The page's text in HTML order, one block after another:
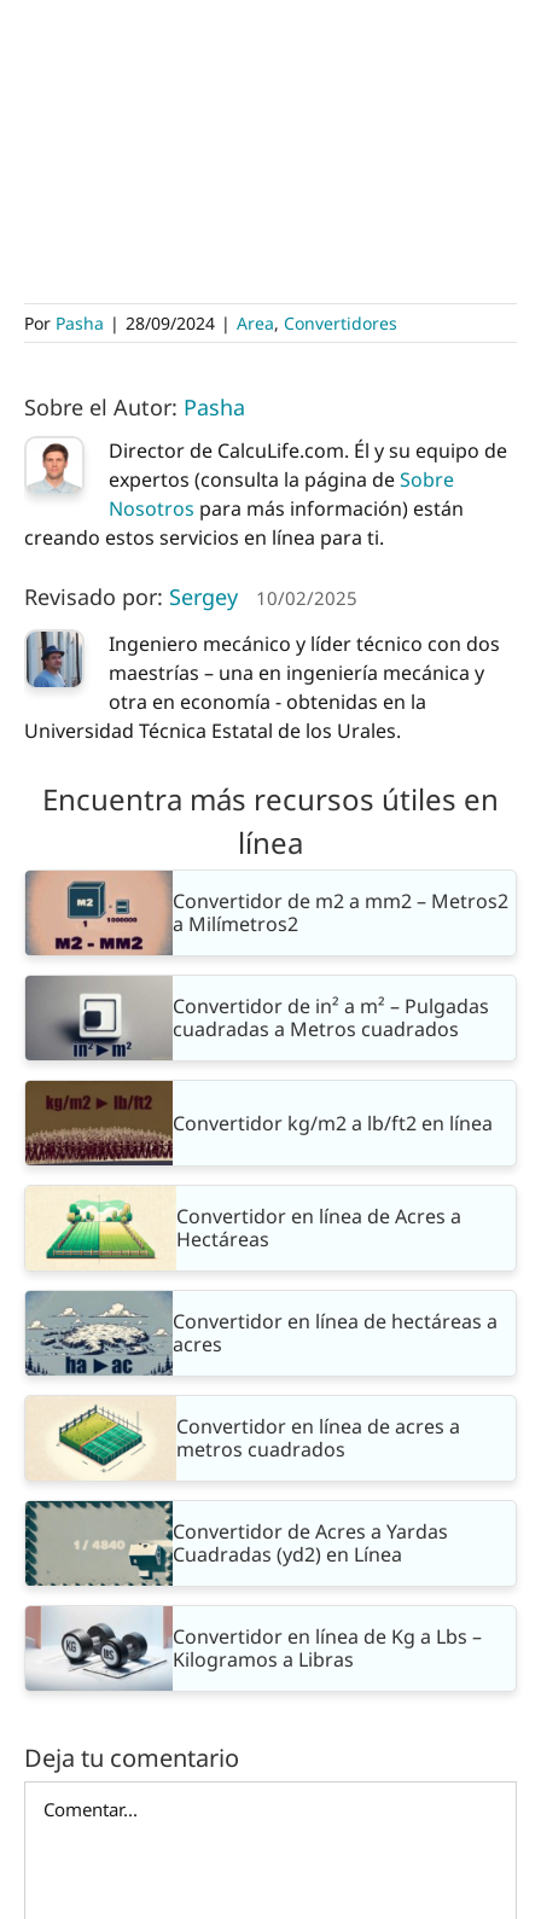
Por Pasha | 28/09/2024 | Area, Convertidores
Sobre el Autor: Pasha
Director de CalcuLife.com. Él y su equipo de
expertos (consulta la página deSobre
Nosotros para más información) están
creando estos servicios en línea para ti.
Revisado por: Sergey 10/02/2025
Ingeniero mecánico y líder técnico con dos
maestrías – una en ingeniería mecánica y
otra en economía - obtenidas en la
Universidad Técnica Estatal de los Urales.
Encuentra más recursos útiles en
línea
Convertidor de m2 a mm2 – Metros2
a Milímetros2
Convertidor de in² a m² – Pulgadas
cuadradas a Metros cuadrados
Convertidor kg/m2 a lb/ft2 en línea
Convertidor en línea de Acres a
Hectáreas
Convertidor en línea de hectáreas a
acres
Convertidor en línea de acres a
metros cuadrados
Convertidor de Acres a Yardas
Cuadradas (yd2) en Línea
Convertidor en línea de Kg a Lbs –
Kilogramos a Libras
Deja tu comentario